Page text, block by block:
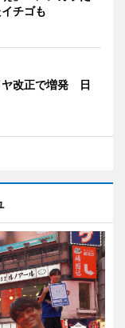
チゴも
ヤ改正で増発 日